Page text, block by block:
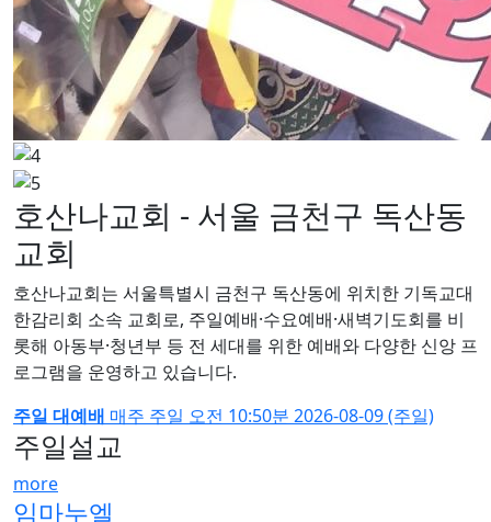
호산나교회 - 서울 금천구 독산동
교회
호산나교회는 서울특별시 금천구 독산동에 위치한 기독교대
한감리회 소속 교회로, 주일예배·수요예배·새벽기도회를 비
롯해 아동부·청년부 등 전 세대를 위한 예배와 다양한 신앙 프
로그램을 운영하고 있습니다.
주일 대예배 매주 주일 오전 10:50분 2026-08-09 (주일)
주일설교
more
임마누엘